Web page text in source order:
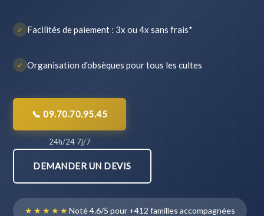
✓ Facilités de paiement : 3x ou 4x sans frais*
✓ Organisation d'obsèques pour tous les cultes
📞 09.70.70.95.45
24h/24 7j/7
DEMANDER UN DEVIS
★★★★★Noté 4.6/5 pour +412 familles accompagnées